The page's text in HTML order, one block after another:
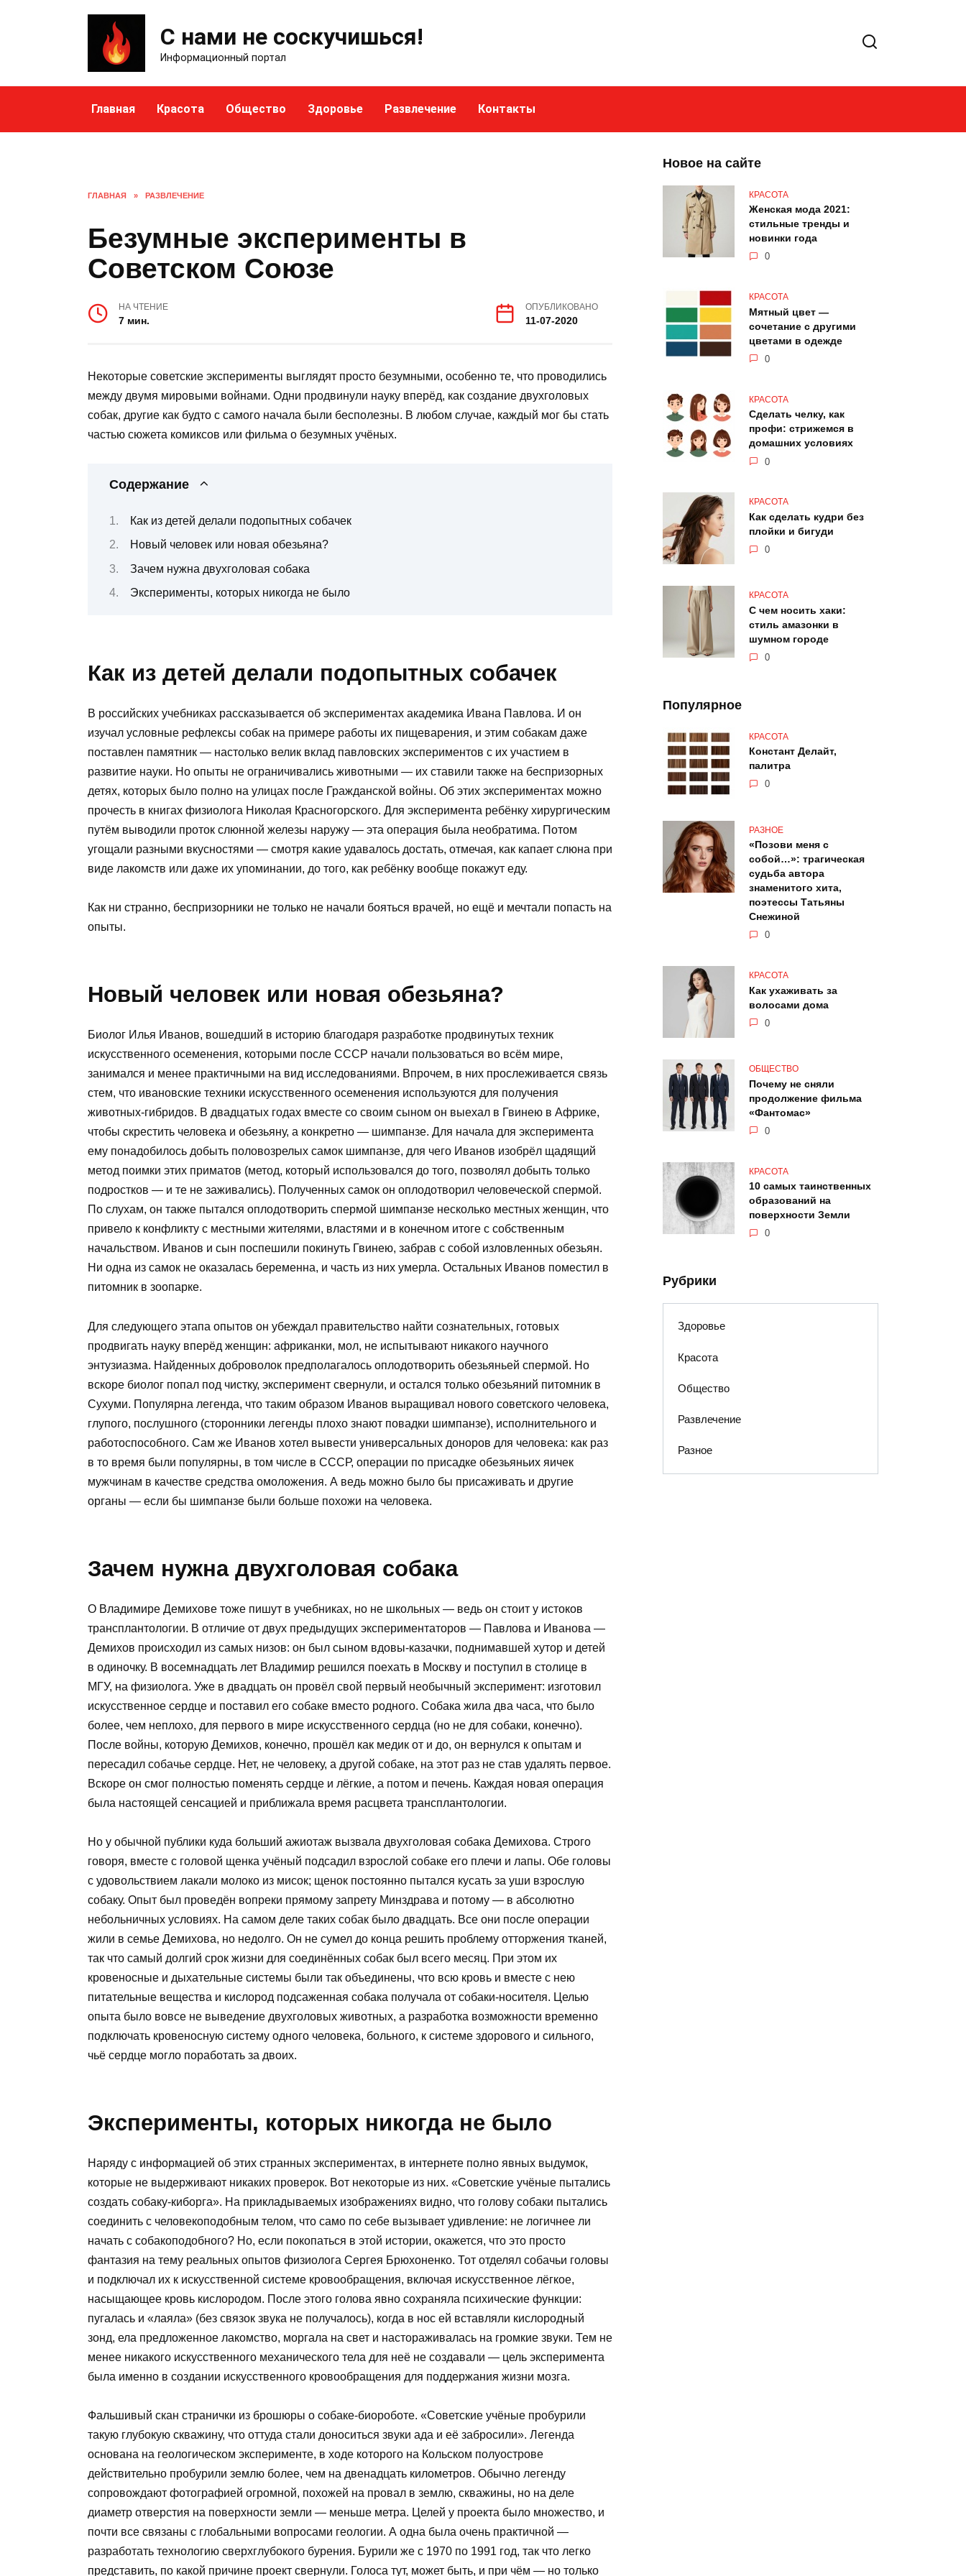
С нами не соскучишься!
Информационный портал
Главная Красота Общество Здоровье Развлечение Контакты
ГЛАВНАЯ » РАЗВЛЕЧЕНИЕ
Безумные эксперименты в
Советском Союзе
НА ЧТЕНИЕ
7 мин.
ОПУБЛИКОВАНО
11-07-2020
Некоторые советские эксперименты выглядят просто безумными, особенно те, что проводились
между двумя мировыми войнами. Одни продвинули науку вперёд, как создание двухголовых
собак, другие как будто с самого начала были бесполезны. В любом случае, каждый мог бы стать
частью сюжета комиксов или фильма о безумных учёных.
Содержание
Как из детей делали подопытных собачек
Новый человек или новая обезьяна?
Зачем нужна двухголовая собака
Эксперименты, которых никогда не было
Как из детей делали подопытных собачек
В российских учебниках рассказывается об экспериментах академика Ивана Павлова. И он
изучал условные рефлексы собак на примере работы их пищеварения, и этим собакам даже
поставлен памятник — настолько велик вклад павловских экспериментов с их участием в
развитие науки. Но опыты не ограничивались животными — их ставили также на беспризорных
детях, которых было полно на улицах после Гражданской войны. Об этих экспериментах можно
прочесть в книгах физиолога Николая Красногорского. Для эксперимента ребёнку хирургическим
путём выводили проток слюнной железы наружу — эта операция была необратима. Потом
угощали разными вкусностями — смотря какие удавалось достать, отмечая, как капает слюна при
виде лакомств или даже их упоминании, до того, как ребёнку вообще покажут еду.
Как ни странно, беспризорники не только не начали бояться врачей, но ещё и мечтали попасть на
опыты.
Новый человек или новая обезьяна?
Биолог Илья Иванов, вошедший в историю благодаря разработке продвинутых техник
искусственного осеменения, которыми после СССР начали пользоваться во всём мире,
занимался и менее практичными на вид исследованиями. Впрочем, в них прослеживается связь
стем, что ивановские техники искусственного осеменения используются для получения
животных-гибридов. В двадцатых годах вместе со своим сыном он выехал в Гвинею в Африке,
чтобы скрестить человека и обезьяну, а конкретно — шимпанзе. Для начала для эксперимента
ему понадобилось добыть половозрелых самок шимпанзе, для чего Иванов изобрёл щадящий
метод поимки этих приматов (метод, который использовался до того, позволял добыть только
подростков — и те не заживались). Полученных самок он оплодотворил человеческой спермой.
По слухам, он также пытался оплодотворить спермой шимпанзе несколько местных женщин, что
привело к конфликту с местными жителями, властями и в конечном итоге с собственным
начальством. Иванов и сын поспешили покинуть Гвинею, забрав с собой изловленных обезьян.
Ни одна из самок не оказалась беременна, и часть из них умерла. Остальных Иванов поместил в
питомник в зоопарке.
Для следующего этапа опытов он убеждал правительство найти сознательных, готовых
продвигать науку вперёд женщин: африканки, мол, не испытывают никакого научного
энтузиазма. Найденных доброволок предполагалось оплодотворить обезьяньей спермой. Но
вскоре биолог попал под чистку, эксперимент свернули, и остался только обезьяний питомник в
Сухуми. Популярна легенда, что таким образом Иванов выращивал нового советского человека,
глупого, послушного (сторонники легенды плохо знают повадки шимпанзе), исполнительного и
работоспособного. Сам же Иванов хотел вывести универсальных доноров для человека: как раз
в то время были популярны, в том числе в СССР, операции по присадке обезьяньих яичек
мужчинам в качестве средства омоложения. А ведь можно было бы присаживать и другие
органы — если бы шимпанзе были больше похожи на человека.
Зачем нужна двухголовая собака
О Владимире Демихове тоже пишут в учебниках, но не школьных — ведь он стоит у истоков
трансплантологии. В отличие от двух предыдущих экспериментаторов — Павлова и Иванова —
Демихов происходил из самых низов: он был сыном вдовы-казачки, поднимавшей хутор и детей
в одиночку. В восемнадцать лет Владимир решился поехать в Москву и поступил в столице в
МГУ, на физиолога. Уже в двадцать он провёл свой первый необычный эксперимент: изготовил
искусственное сердце и поставил его собаке вместо родного. Собака жила два часа, что было
более, чем неплохо, для первого в мире искусственного сердца (но не для собаки, конечно).
После войны, которую Демихов, конечно, прошёл как медик от и до, он вернулся к опытам и
пересадил собачье сердце. Нет, не человеку, а другой собаке, на этот раз не став удалять первое.
Вскоре он смог полностью поменять сердце и лёгкие, а потом и печень. Каждая новая операция
была настоящей сенсацией и приближала время расцвета трансплантологии.
Но у обычной публики куда больший ажиотаж вызвала двухголовая собака Демихова. Строго
говоря, вместе с головой щенка учёный подсадил взрослой собаке его плечи и лапы. Обе головы
с удовольствием лакали молоко из мисок; щенок постоянно пытался кусать за уши взрослую
собаку. Опыт был проведён вопреки прямому запрету Минздрава и потому — в абсолютно
небольничных условиях. На самом деле таких собак было двадцать. Все они после операции
жили в семье Демихова, но недолго. Он не сумел до конца решить проблему отторжения тканей,
так что самый долгий срок жизни для соединённых собак был всего месяц. При этом их
кровеносные и дыхательные системы были так объединены, что всю кровь и вместе с нею
питательные вещества и кислород подсаженная собака получала от собаки-носителя. Целью
опыта было вовсе не выведение двухголовых животных, а разработка возможности временно
подключать кровеносную систему одного человека, больного, к системе здорового и сильного,
чьё сердце могло поработать за двоих.
Эксперименты, которых никогда не было
Наряду с информацией об этих странных экспериментах, в интернете полно явных выдумок,
которые не выдерживают никаких проверок. Вот некоторые из них. «Советские учёные пытались
создать собаку-киборга». На прикладываемых изображениях видно, что голову собаки пытались
соединить с человекоподобным телом, что само по себе вызывает удивление: не логичнее ли
начать с собакоподобного? Но, если покопаться в этой истории, окажется, что это просто
фантазия на тему реальных опытов физиолога Сергея Брюхоненко. Тот отделял собачьи головы
и подключал их к искусственной системе кровообращения, включая искусственное лёгкое,
насыщающее кровь кислородом. После этого голова явно сохраняла психические функции:
пугалась и «лаяла» (без связок звука не получалось), когда в нос ей вставляли кислородный
зонд, ела предложенное лакомство, моргала на свет и настораживалась на громкие звуки. Тем не
менее никакого искусственного механического тела для неё не создавали — цель эксперимента
была именно в создании искусственного кровообращения для поддержания жизни мозга.
Фальшивый скан странички из брошюры о собаке-биороботе. «Советские учёные пробурили
такую глубокую скважину, что оттуда стали доноситься звуки ада и её забросили». Легенда
основана на геологическом эксперименте, в ходе которого на Кольском полуострове
действительно пробурили землю более, чем на двенадцать километров. Обычно легенду
сопровождают фотографией огромной, похожей на провал в землю, скважины, но на деле
диаметр отверстия на поверхности земли — меньше метра. Целей у проекта было множество, и
почти все связаны с глобальными вопросами геологии. А одна была очень практичной —
разработать технологию сверхглубокого бурения. Бурили же с 1970 по 1991 год, так что легко
представить, по какой причине проект свернули. Голоса тут, может быть, и при чём — но только
Новое на сайте
КРАСОТА
Женская мода 2021:
стильные тренды и
новинки года
0
КРАСОТА
Мятный цвет —
сочетание с другими
цветами в одежде
0
КРАСОТА
Сделать челку, как
профи: стрижемся в
домашних условиях
0
КРАСОТА
Как сделать кудри без
плойки и бигуди
0
КРАСОТА
С чем носить хаки:
стиль амазонки в
шумном городе
0
Популярное
КРАСОТА
Констант Делайт,
палитра
0
РАЗНОЕ
«Позови меня с
собой…»: трагическая
судьба автора
знаменитого хита,
поэтессы Татьяны
Снежиной
0
КРАСОТА
Как ухаживать за
волосами дома
0
ОБЩЕСТВО
Почему не сняли
продолжение фильма
«Фантомас»
0
КРАСОТА
10 самых таинственных
образований на
поверхности Земли
0
Рубрики
Здоровье
Красота
Общество
Развлечение
Разное